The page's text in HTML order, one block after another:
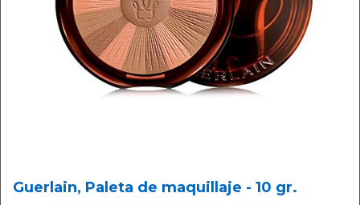
Guerlain, Paleta de maquillaje - 10 gr.